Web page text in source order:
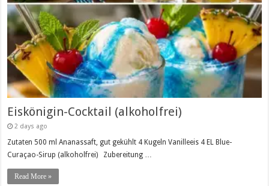
Eiskönigin-Cocktail (alkoholfrei)
2 days ago
Zutaten 500 ml Ananassaft, gut gekühlt 4 Kugeln Vanilleeis 4 EL Blue-
Curaçao-Sirup (alkoholfrei) Zubereitung …
Read More »